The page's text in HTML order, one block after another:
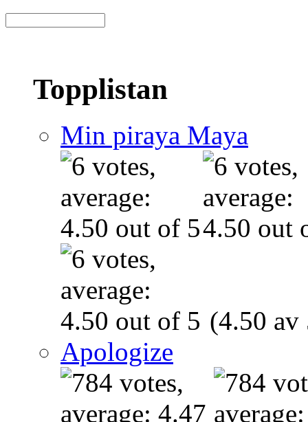
Topplistan
Min piraya Maya
(4.50 av
Apologize